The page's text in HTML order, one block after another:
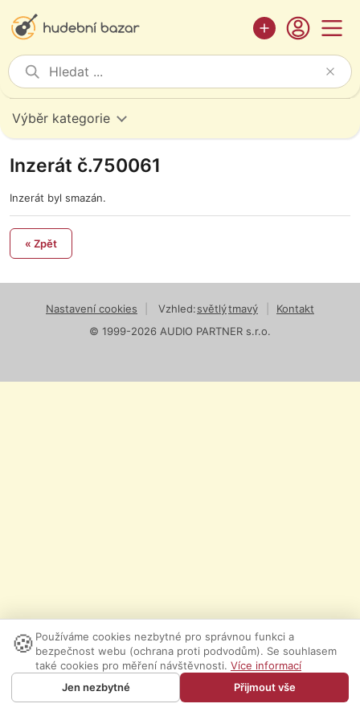
Výběr kategorie
Inzerát č.750061
Inzerát byl smazán.
« Zpět
Nastavení cookies Vzhled:světlýtmavý
Kontakt
© 1999-2026 AUDIO PARTNER s.r.o.
🍪 Používáme cookies nezbytné pro správnou funkci a
bezpečnost webu (ochrana proti podvodům). Se souhlasem
také cookies pro měření návštěvnosti. Více informací
Jen nezbytné
Přijmout vše